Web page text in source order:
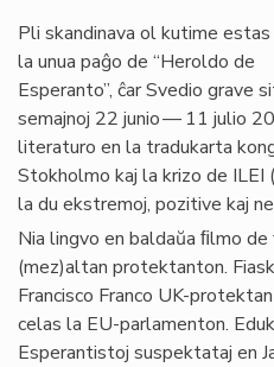
Pli skandinava ol kutime estas
la unua paĝo de “Heroldo de
Esperanto”, ĉar Svedio grave
semajnoj 22 junio — 11 julio
literaturo en la tradukarta
Stokholmo kaj la krizo de ILEI
la du ekstremoj, pozitive kaj
Nia lingvo en baldaŭa ﬁlmo
(mez)altan protektanton.
Francisco Franco UK-
celas la EU-parlamenton.
Esperantistoj suspektataj en